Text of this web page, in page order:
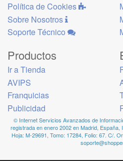
Política de Cookies
Sobre Nosotros
Soporte Técnico
Productos
Ir a Tienda
AVIPS
Franquicias
Publicidad
© Internet Servicios Avanzados de
registrada en enero 2002 en Madrid,
Hoja: M-29691, Tomo: 17284, Folio: 67. C/.